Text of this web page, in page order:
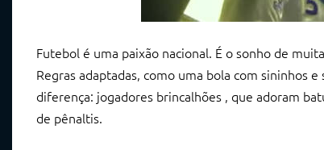
Futebol é uma paixão nacional. É o sonho de
Regras adaptadas, como uma bola com sininhos
diferença: jogadores brincalhões , que adoram
de pênaltis.